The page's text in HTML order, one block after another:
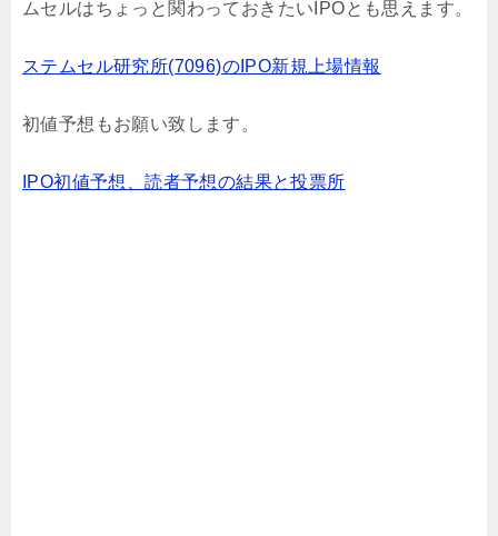
ムセルはちょっと関わっておきたいIPOとも思えます。
ステムセル研究所(7096)のIPO新規上場情報
初値予想もお願い致します。
IPO初値予想、読者予想の結果と投票所